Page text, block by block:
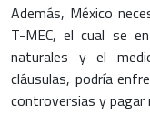
Además, México
T-MEC, el cual se
naturales y el
cláusulas, podría
controversias y pagar